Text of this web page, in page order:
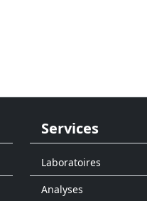
Services
Laboratoires
Analyses